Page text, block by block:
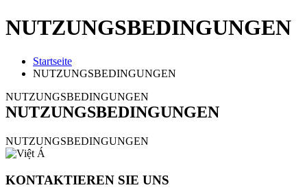
NUTZUNGSBEDINGUNGEN
Startseite
NUTZUNGSBEDINGUNGEN
NUTZUNGSBEDINGUNGEN
NUTZUNGSBEDINGUNGEN
NUTZUNGSBEDINGUNGEN
KONTAKTIEREN SIE UNS